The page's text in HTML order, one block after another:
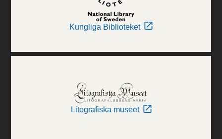
Kungliga Biblioteket
Litografiska museet